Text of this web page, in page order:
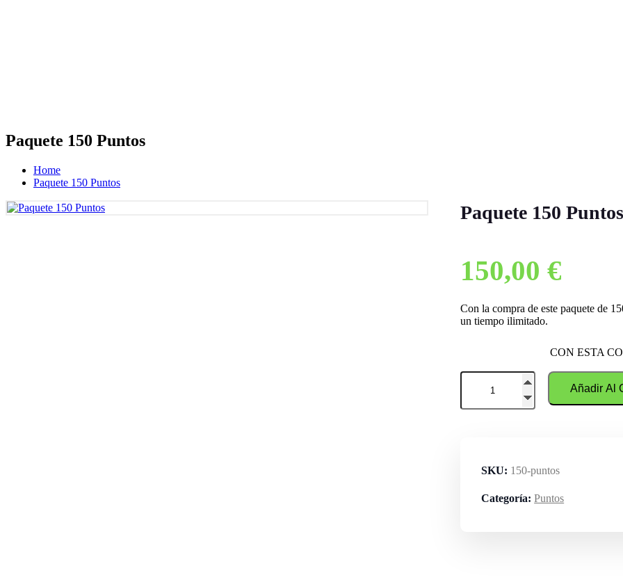
Paquete 150 Puntos
Home
Paquete 150 Puntos
Paquete 150 Puntos
150,00€
Con la compra de este paquete de
un tiempo ilimitado.
CON ESTA
Paquete
Añadir Al
SKU: 150-puntos
Categoría:Puntos